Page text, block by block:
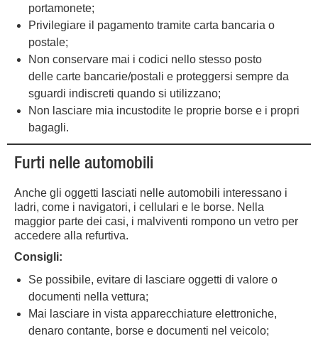
portamonete;
Privilegiare il pagamento tramite carta bancaria o
postale;
Non conservare mai i codici nello stesso posto
delle carte bancarie/postali e proteggersi sempre da
sguardi indiscreti quando si utilizzano;
Non lasciare mia incustodite le proprie borse e i propri
bagagli.
Furti nelle automobili
Anche gli oggetti lasciati nelle automobili interessano i
ladri, come i navigatori, i cellulari e le borse. Nella
maggior parte dei casi, i malviventi rompono un vetro per
accedere alla refurtiva.
Consigli:
Se possibile, evitare di lasciare oggetti di valore o
documenti nella vettura;
Mai lasciare in vista apparecchiature elettroniche,
denaro contante, borse e documenti nel veicolo;